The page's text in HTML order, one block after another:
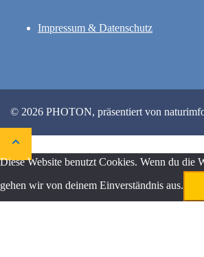
Impressum & Datenschutz
© 2026 PHOTON, präsentiert von
Diese Website benutzt Cookies. Wenn du die
gehen wir von deinem Einverständnis aus.